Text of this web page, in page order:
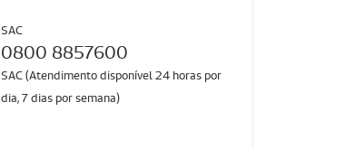
SAC
0800 8857600
SAC (Atendimento disponível 24 horas por
dia, 7 dias por semana)